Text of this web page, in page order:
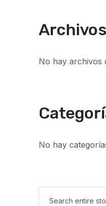
Archivos
No hay archivos
No hay